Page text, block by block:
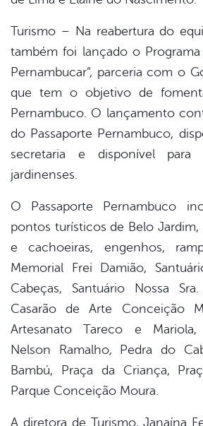
Turismo – Na reabertura do
também foi lançado o Programa
Pernambucar”, parceria com o
que tem o objetivo de
Pernambuco. O lançamento
do Passaporte Pernambuco,
secretaria e disponível
jardinenses.
O Passaporte Pernambuco
pontos turísticos de Belo Jardim,
e cachoeiras, engenhos,
Memorial Frei Damião,
Cabeças, Santuário Nossa
Casarão de Arte Conceição
Artesanato Tareco e Mariola,
Nelson Ramalho, Pedra do
Bambú, Praça da Criança,
Parque Conceição Moura.
A diretora de Turismo, Janaína